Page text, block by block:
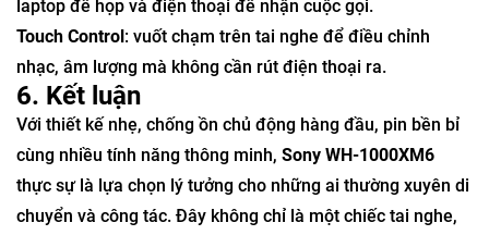
laptop để họp và điện thoại để nhận cuộc gọi.
Touch Control : vuốt chạm trên tai nghe để điều chỉnh
nhạc, âm lượng mà không cần rút điện thoại ra.
6. Kết luận
Với thiết kế nhẹ, chống ồn chủ động hàng đầu, pin bền bỉ
cùng nhiều tính năng thông minh, Sony WH-1000XM6
thực sự là lựa chọn lý tưởng cho những ai thường xuyên di
chuyển và công tác. Đây không chỉ là một chiếc tai nghe,